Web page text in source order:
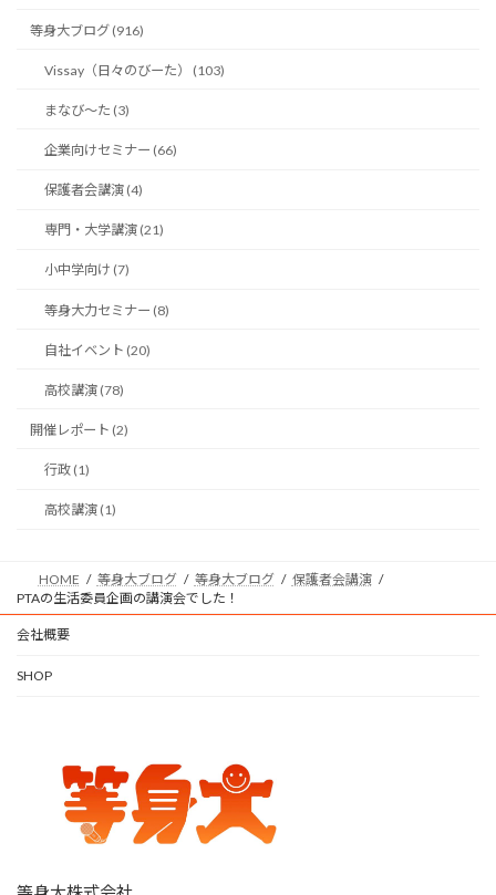
等身大ブログ (916)
Vissay（日々のびーた） (103)
まなび〜た (3)
企業向けセミナー (66)
保護者会講演 (4)
専門・大学講演 (21)
小中学向け (7)
等身大力セミナー (8)
自社イベント (20)
高校講演 (78)
開催レポート (2)
行政 (1)
高校講演 (1)
HOME 等身大ブログ 等身大ブログ
保護者会講演
PTAの生活委員企画の講演会でした！
会社概要
SHOP